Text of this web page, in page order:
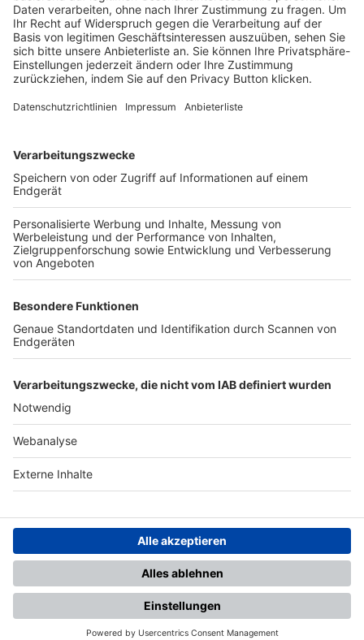
Trainerbörse
Login SpielPlus
FOLGE DEM BFV
TOP-VEREINE
TOP-PARTNER
SFV DFB
Nutzungsbedingungen Datenschutz Impressum
Ihr Gerät wird möglicherweise
nicht vollständig unterstützt.
Für die beste Nutzung empfehlen
wir ein kompatibles Gerät oder
einen aktuellen Browser.